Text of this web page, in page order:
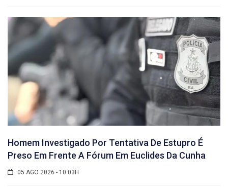
Homem Investigado Por Tentativa De Estupro É
Preso Em Frente A Fórum Em Euclides Da Cunha
05 AGO 2026 - 10:03H